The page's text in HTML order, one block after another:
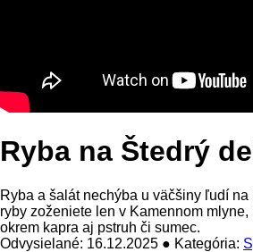
Ryba na Štedrý
Ryba a šalát nechýba u väčšiny ľudí
ryby zoženiete len v Kamennom
okrem kapra aj pstruh či sumec.
Odvysielané: 16.12.2025 ● Kategória: